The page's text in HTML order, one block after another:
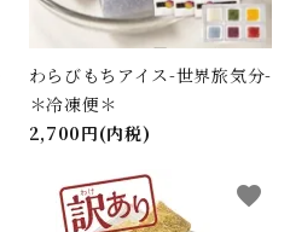
わらびもちアイス-世界旅気分-
＊冷凍便＊
2,700円(内税)
favorite